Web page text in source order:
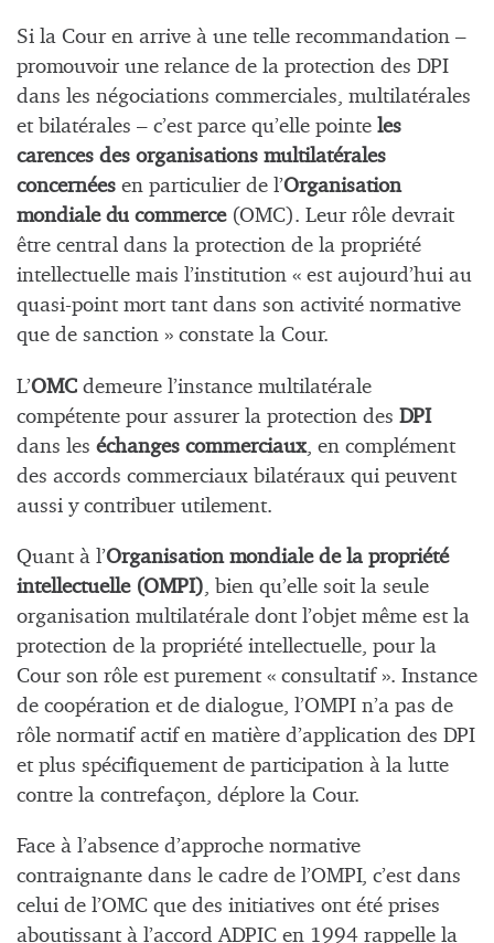
Si la Cour en arrive à une telle recommandation –
promouvoir une relance de la protection des DPI
dans les négociations commerciales, multilatérales
et bilatérales – c’est parce qu’elle pointe les
carences des organisations multilatérales
concernées en particulier de l’Organisation
mondiale du commerce (OMC). Leur rôle devrait
être central dans la protection de la propriété
intellectuelle mais l’institution « est aujourd’hui au
quasi-point mort tant dans son activité normative
que de sanction » constate la Cour.
L’OMC demeure l’instance multilatérale
compétente pour assurer la protection des DPI
dans les échanges commerciaux, en complément
des accords commerciaux bilatéraux qui peuvent
aussi y contribuer utilement.
Quant à l’Organisation mondiale de la propriété
intellectuelle (OMPI), bien qu’elle soit la seule
organisation multilatérale dont l’objet même est la
protection de la propriété intellectuelle, pour la
Cour son rôle est purement « consultatif ». Instance
de coopération et de dialogue, l’OMPI n’a pas de
rôle normatif actif en matière d’application des DPI
et plus spécifiquement de participation à la lutte
contre la contrefaçon, déplore la Cour.
Face à l’absence d’approche normative
contraignante dans le cadre de l’OMPI, c’est dans
celui de l’OMC que des initiatives ont été prises
aboutissant à l’accord ADPIC en 1994 rappelle la